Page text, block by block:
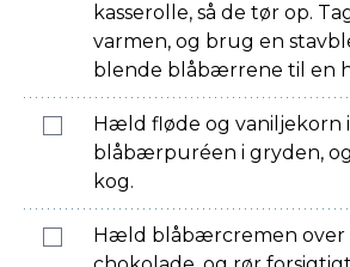
kasserolle, så de tør op.
varmen, og brug en
blende blåbærrene til en
Hæld fløde og vaniljekorn i
blåbærpuréen i gryden,
kog.
Hæld blåbærcremen over